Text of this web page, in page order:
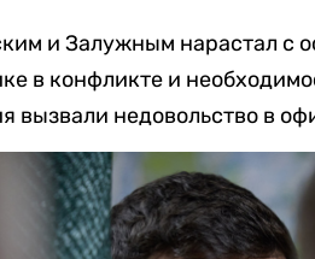
и Залужным нарастал с
в конфликте и
вызвали недовольство в